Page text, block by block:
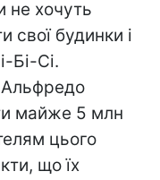
не хочуть
свої будинки і
Бі-Сі.
майже 5 млн
цього
що їх